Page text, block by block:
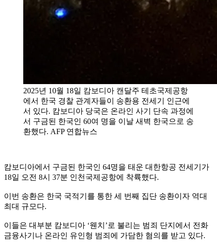
2025년 10월 18일 캄보디아 캔달주 테초국제공항
에서 한국 경찰 관계자들이 송환용 전세기 인근에
서 있다. 캄보디아 당국은 온라인 사기 단속 과정에
서 구금된 한국인 60여 명을 이날 새벽 한국으로 송
환했다. AFP 연합뉴스
캄보디아에서 구금된 한국인 64명을 태운 대한항공 전세기가
18일 오전 8시 37분 인천국제공항에 착륙했다.
이번 송환은 한국 국적기를 통한 세 번째 집단 송환이자 역대
최대 규모다.
이들은 대부분 캄보디아 ‘웬치’로 불리는 범죄 단지에서 전화
금융사기나 온라인 유인형 범죄에 가담한 혐의를 받고 있다.